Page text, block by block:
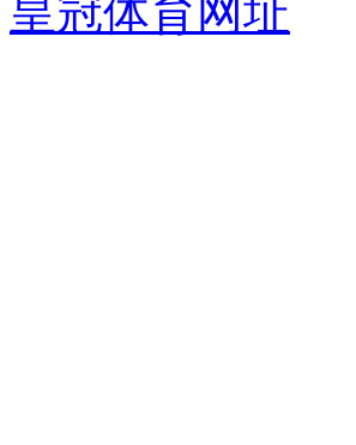
皇冠体育网址